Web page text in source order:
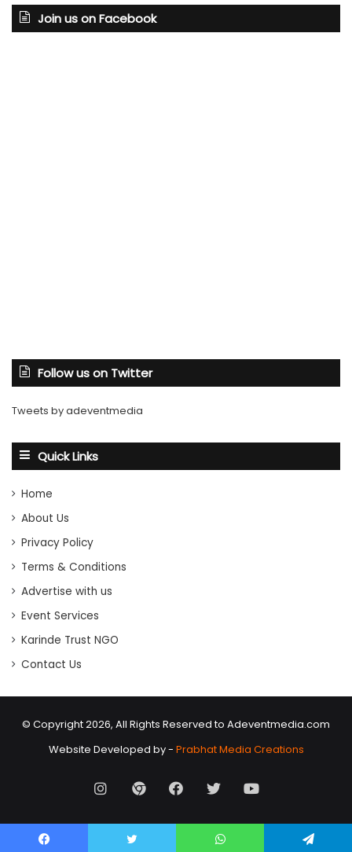
Join us on Facebook
Follow us on Twitter
Tweets by adeventmedia
Quick Links
Home
About Us
Privacy Policy
Terms & Conditions
Advertise with us
Event Services
Karinde Trust NGO
Contact Us
© Copyright 2026, All Rights Reserved to Adeventmedia.com
Website Developed by - Prabhat Media Creations
Instagram
AD
Event
Facebook
X Youtube